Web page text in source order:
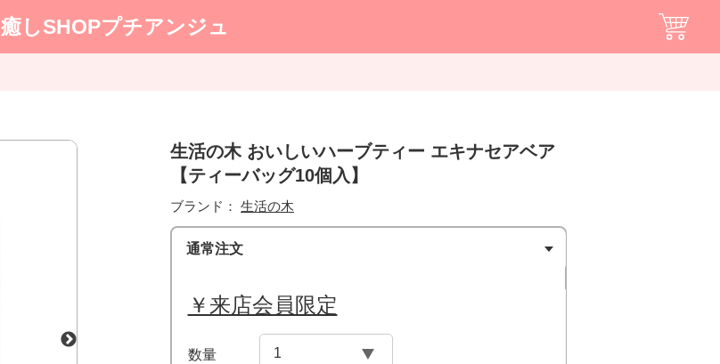
癒しSHOPプチアンジュ
生活の木 おいしいハーブティー エキナセアベア
【ティーバッグ10個入】
ブランド： 生活の木
通常注文
￥来店会員限定
数量